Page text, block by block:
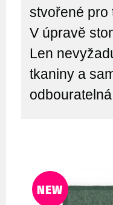
stvořené pro
V úpravě
Len
tkaniny a
NEW